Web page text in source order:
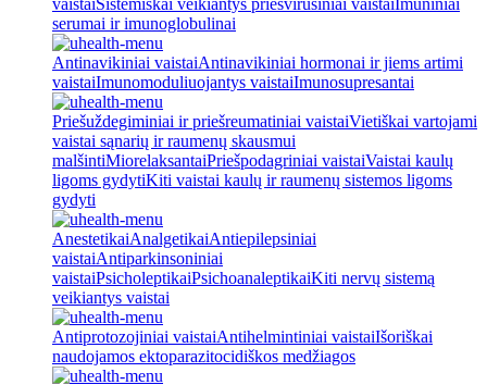
vaistaiSistemiškai veikiantys priešvirusiniai vaistaiImuniniai
serumai ir imunoglobulinai
Antinavikiniai vaistaiAntinavikiniai hormonai ir jiems artimi
vaistaiImunomoduliuojantys vaistaiImunosupresantai
Priešuždegiminiai ir priešreumatiniai vaistaiVietiškai vartojami
vaistai sąnarių ir raumenų skausmui
malšintiMiorelaksantaiPriešpodagriniai vaistaiVaistai kaulų
ligoms gydytiKiti vaistai kaulų ir raumenų sistemos ligoms
gydyti
AnestetikaiAnalgetikaiAntiepilepsiniai
vaistaiAntiparkinsoniniai
vaistaiPsicholeptikaiPsichoanaleptikaiKiti nervų sistemą
veikiantys vaistai
Antiprotozojiniai vaistaiAntihelmintiniai vaistaiIšoriškai
naudojamos ektoparazitocidiškos medžiagos